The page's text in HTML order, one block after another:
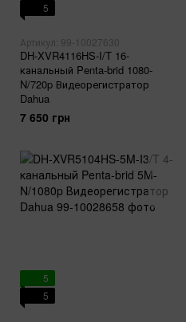
5
Артикул: 99-10027630
DH-XVR4116HS-I/T 16-
канальный Penta-brid 1080-
N/720p Видеорегистратор
Dahua
7 650 грн
5
5